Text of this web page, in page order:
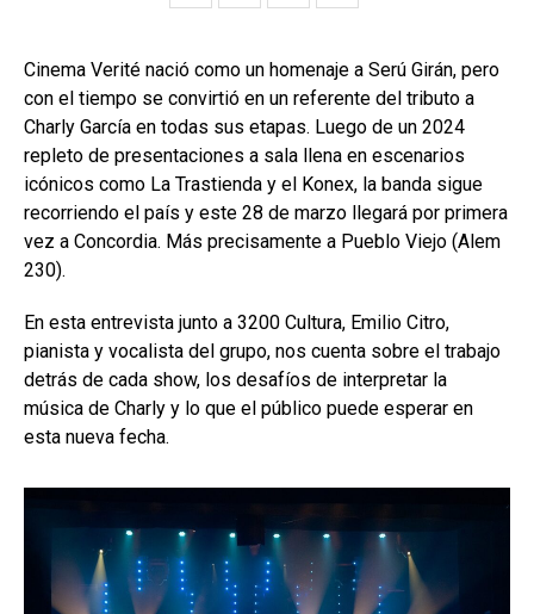
Cinema Verité nació como un homenaje a Serú Girán, pero
con el tiempo se convirtió en un referente del tributo a
Charly García en todas sus etapas. Luego de un 2024
repleto de presentaciones a sala llena en escenarios
icónicos como La Trastienda y el Konex, la banda sigue
recorriendo el país y este 28 de marzo llegará por primera
vez a Concordia. Más precisamente a Pueblo Viejo (Alem
230).
En esta entrevista junto a 3200 Cultura, Emilio Citro,
pianista y vocalista del grupo, nos cuenta sobre el trabajo
detrás de cada show, los desafíos de interpretar la
música de Charly y lo que el público puede esperar en
esta nueva fecha.